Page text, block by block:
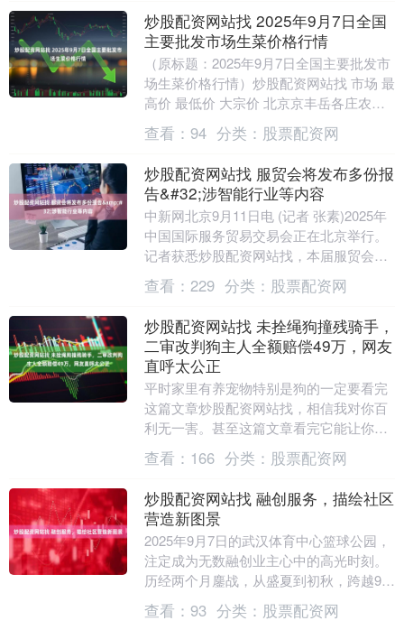
炒股配资网站找 2025年9月7日全国
主要批发市场生菜价格行情
（原标题：2025年9月7日全国主要批发市
场生菜价格行情）炒股配资网站找 市场 最
高价 最低价 大宗价 北京京丰岳各庄农副
产品批发市场 6.00 5.00 5.....
查看： 94 分类： 股票配资网
炒股配资网站找 服贸会将发布多份报
告&#32;涉智能行业等内容
中新网北京9月11日电 (记者 张素)2025年
中国国际服务贸易交易会正在北京举行。
记者获悉炒股配资网站找，本届服贸会期
间将发布《智能行业—通过AI驱动转型创
造....
查看： 229 分类： 股票配资网
炒股配资网站找 未拴绳狗撞残骑手，
二审改判狗主人全额赔偿49万，网友
直呼太公正
平时家里有养宠物特别是狗的一定要看完
这篇文章炒股配资网站找，相信我对你百
利无一害。甚至这篇文章看完它能让你赚
（节省）49万元，当然在座的各位永远遇
不到。 事情就....
查看： 166 分类： 股票配资网
炒股配资网站找 融创服务，描绘社区
营造新图景
2025年9月7日的武汉体育中心篮球公园，
注定成为无数融创业主心中的高光时刻。
历经两个月鏖战，从盛夏到初秋，跨越9大
赛区、覆盖24座城市、汇聚成人及儿童
670....
查看： 93 分类： 股票配资网